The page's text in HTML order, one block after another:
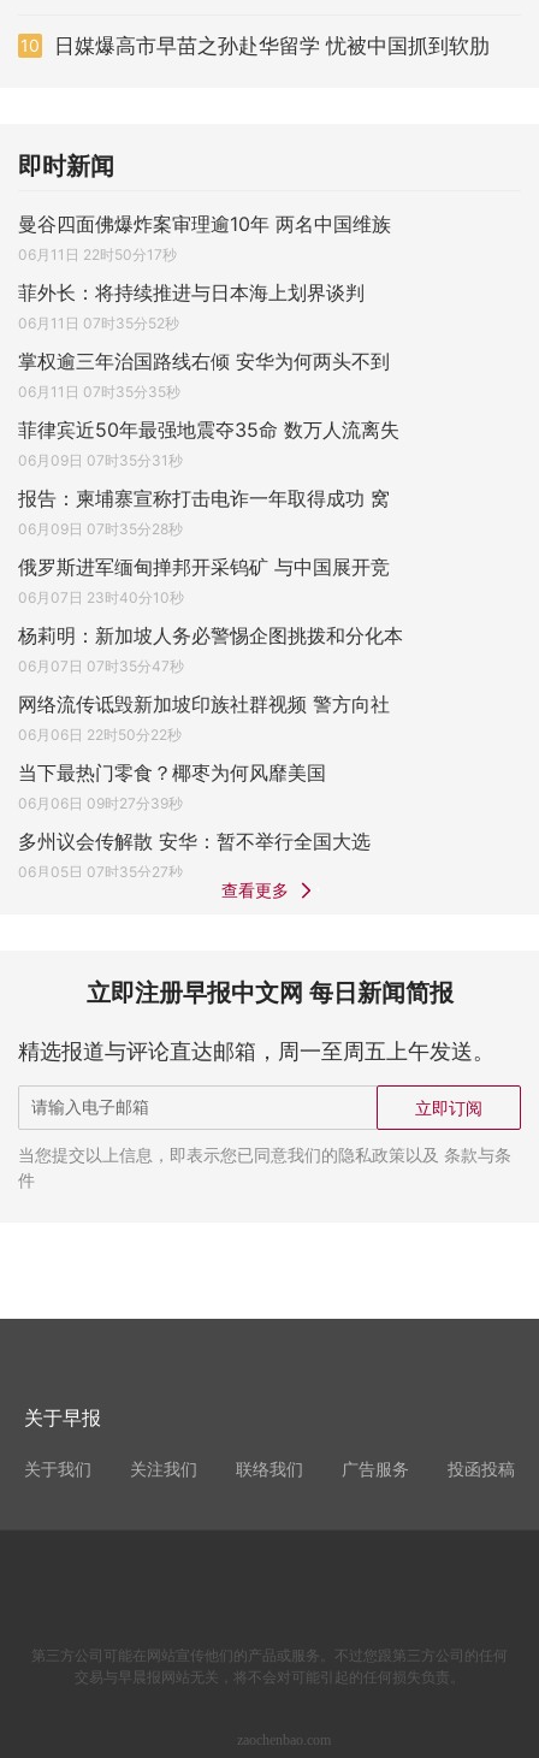
10 日媒爆高市早苗之孙赴华留学 忧被中国抓到软肋
即时新闻
曼谷四面佛爆炸案审理逾10年 两名中国维族
06月11日 22时50分17秒
菲外长：将持续推进与日本海上划界谈判
06月11日 07时35分52秒
掌权逾三年治国路线右倾 安华为何两头不到
06月11日 07时35分35秒
菲律宾近50年最强地震夺35命 数万人流离失
06月09日 07时35分31秒
报告：柬埔寨宣称打击电诈一年取得成功 窝
06月09日 07时35分28秒
俄罗斯进军缅甸掸邦开采钨矿 与中国展开竞
06月07日 23时40分10秒
杨莉明：新加坡人务必警惕企图挑拨和分化本
06月07日 07时35分47秒
网络流传诋毁新加坡印族社群视频 警方向社
06月06日 22时50分22秒
当下最热门零食？椰枣为何风靡美国
06月06日 09时27分39秒
多州议会传解散 安华：暂不举行全国大选
06月05日 07时35分27秒
查看更多
立即注册早报中文网 每日新闻简报
精选报道与评论直达邮箱，周一至周五上午发送。
立即订阅
当您提交以上信息，即表示您已同意我们的隐私政策以及 条款与条
件
关于早报
关于我们 关注我们 联络我们 广告服务 投函投稿
第三方公司可能在网站宣传他们的产品或服务。不过您跟第三方公司的任何
交易与早晨报网站无关，将不会对可能引起的任何损失负责。
zaochenbao.com